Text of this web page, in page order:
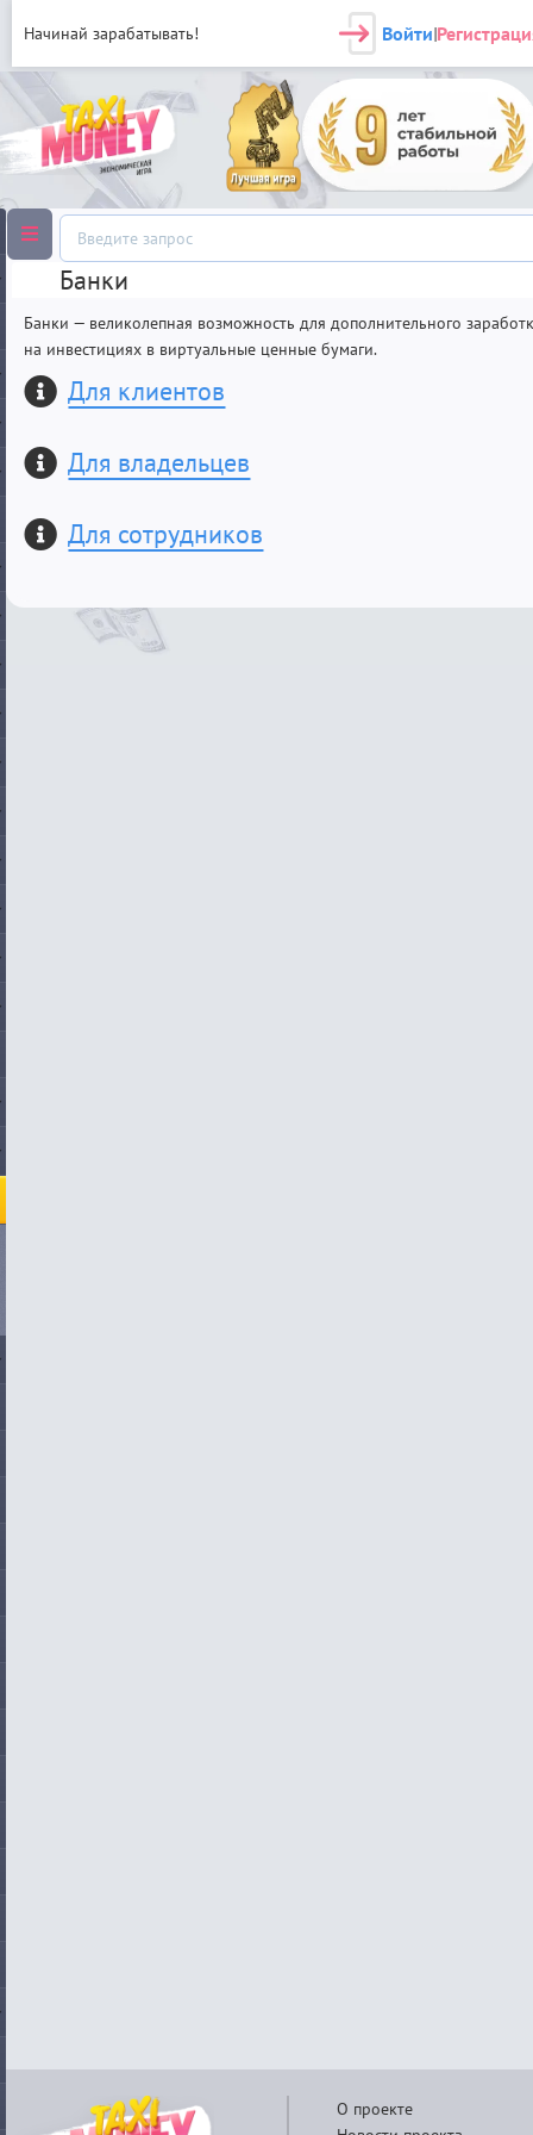
Начинай зарабатывать! Войти|
Банки
Банки — великолепная возможность для дополнительного
на инвестициях в виртуальные ценные бумаги.
Для клиентов
Для владельцев
Для сотрудников
О проекте